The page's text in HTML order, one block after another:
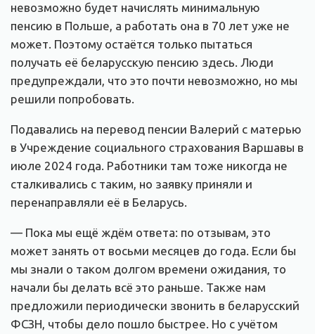
невозможно будет начислять минимальную
пенсию в Польше, а работать она в 70 лет уже не
может. Поэтому остаётся только пытаться
получать её беларусскую пенсию здесь. Люди
предупреждали, что это почти невозможно, но мы
решили попробовать.
Подавались на перевод пенсии Валерий с матерью
в Учреждение социального страхования Варшавы в
июле 2024 года. Работники там тоже никогда не
сталкивались с таким, но заявку приняли и
перенаправляли её в Беларусь.
— Пока мы ещё ждём ответа: по отзывам, это
может занять от восьми месяцев до года. Если бы
мы знали о таком долгом времени ожидания, то
начали бы делать всё это раньше. Также нам
предложили периодически звонить в беларусский
ФСЗН, чтобы дело пошло быстрее. Но с учётом